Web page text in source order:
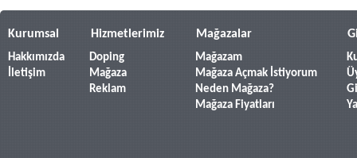
Kurumsal Hizmetlerimiz Mağazalar
Hakkımızda
İletişim
Doping
Mağaza
Reklam
Mağazam
Mağaza Açmak İstiyorum
Neden Mağaza?
Mağaza Fiyatları